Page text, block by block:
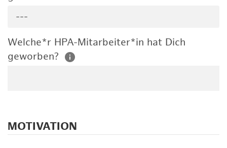
---
Welche*r HPA-Mitarbeiter*in hat Dich
geworben?
MOTIVATION